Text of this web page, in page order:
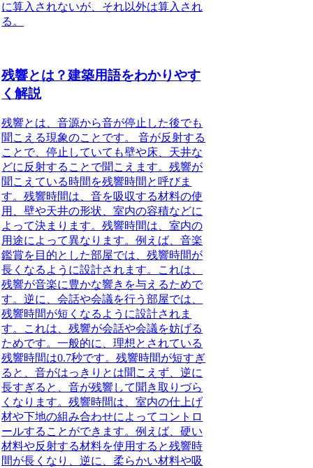
に算入されないが、それ以外は算入され
る。
残響とは？建築用語をわかりやす
く解説
残響とは、音源から音が停止した後でも
聞こえる現象のことです。
音が反射する
ことで、停止していても壁や床、天井な
どに反射することで聞こえます。残響が
聞こえている時間を残響時間 と呼びま
す。残響時間は、音を吸収する材料の使
用、壁や天井の形状、室内の容積などに
よって決まります。残響時間は、室内の
用途によって異なります。例えば、音楽
鑑賞を目的とした部屋では、残響時間が
長くなるように設計されます。これは、
残響が音楽に豊かな響きを与えるためで
す。逆に、会話や会議を行う部屋では、
残響時間が短くなるように設計されま
す。これは、残響が会話や会議を妨げる
ためです。一般的に、理想とされている
残響時間は0.7秒です。残響時間が短すぎ
ると、音がはっきりとは聞こえず、逆に
長すぎると、音が残響して聞き取りづら
くなります。残響時間は、室内の仕上げ
材や下地の組み合わせによってコントロ
ールすることができます。例えば、硬い
材料や反射する材料を使用すると残響時
間が長くなり、逆に、柔らかい材料や吸